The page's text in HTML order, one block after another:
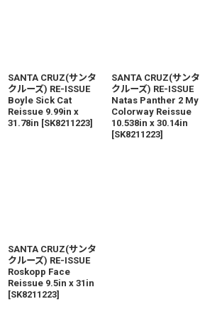
SANTA CRUZ(サンタ
クルーズ) RE-ISSUE
Boyle Sick Cat
Reissue 9.99in x
31.78in [SK8211223]
SANTA CRUZ(サンタ
クルーズ) RE-ISSUE
Natas Panther 2 My
Colorway Reissue
10.538in x 30.14in
[SK8211223]
SANTA CRUZ(サンタ
クルーズ) RE-ISSUE
Roskopp Face
Reissue 9.5in x 31in
[SK8211223]